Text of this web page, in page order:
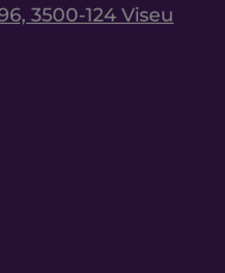
3500-124 Viseu